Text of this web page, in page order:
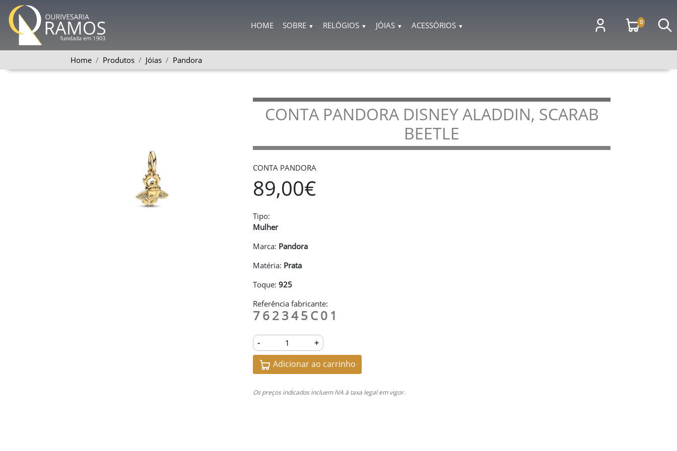
HOME SOBRE ▼ RELÓGIOS ▼ JÓIAS ▼ ACESSÓRIOS ▼ 0
Home Produtos Jóias Pandora
CONTA PANDORA DISNEY ALADDIN, SCARAB
BEETLE
CONTA PANDORA
89,00€
Tipo:
Mulher
Marca: Pandora
Matéria: Prata
Toque: 925
Referência fabricante:
762345C01
- +
Adicionar ao carrinho
Os preços indicados incluem IVA à taxa legal em vigor.